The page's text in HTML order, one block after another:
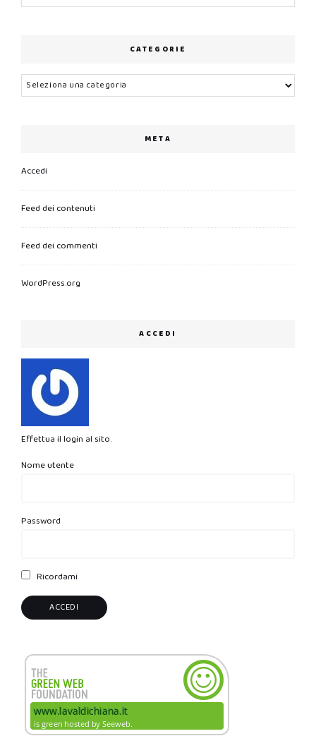
CATEGORIE
Categorie
META
Accedi
Feed dei contenuti
Feed dei commenti
WordPress.org
ACCEDI
Effettua il login al sito.
Nome utente
Password
Ricordami